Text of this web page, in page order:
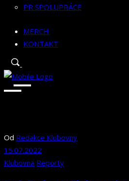
PR SPOLUPRÁCE
MERCH
KONTAKT
Od Redakce Klubovny
15.07.2022
Klubovna Reporty